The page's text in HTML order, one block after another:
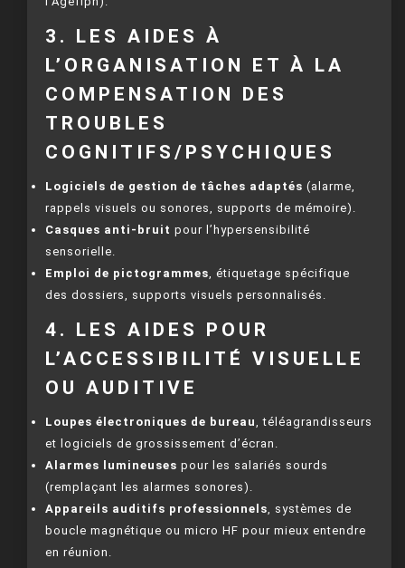
3. LES AIDES À
L’ORGANISATION ET À LA
COMPENSATION DES
TROUBLES
COGNITIFS/PSYCHIQUES
Logiciels de gestion de tâches adaptés (alarme,
rappels visuels ou sonores, supports de mémoire).
Casques anti-bruit pour l’hypersensibilité
sensorielle.
Emploi de pictogrammes , étiquetage spécifique
des dossiers, supports visuels personnalisés.
4. LES AIDES POUR
L’ACCESSIBILITÉ VISUELLE
OU AUDITIVE
Loupes électroniques de bureau , téléagrandisseurs
et logiciels de grossissement d’écran.
Alarmes lumineuses pour les salariés sourds
(remplaçant les alarmes sonores).
Appareils auditifs professionnels , systèmes de
boucle magnétique ou micro HF pour mieux entendre
en réunion.